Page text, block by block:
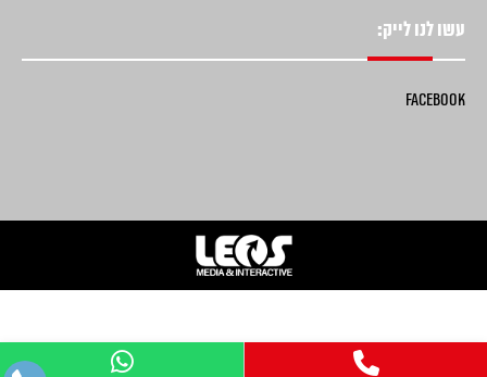
עשו לנו לייק:
Facebook